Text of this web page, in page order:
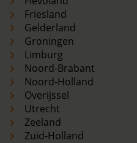
Friesland
Gelderland
Groningen
Limburg
Noord-Brabant
Noord-Holland
Overijssel
Utrecht
Zeeland
Zuid-Holland